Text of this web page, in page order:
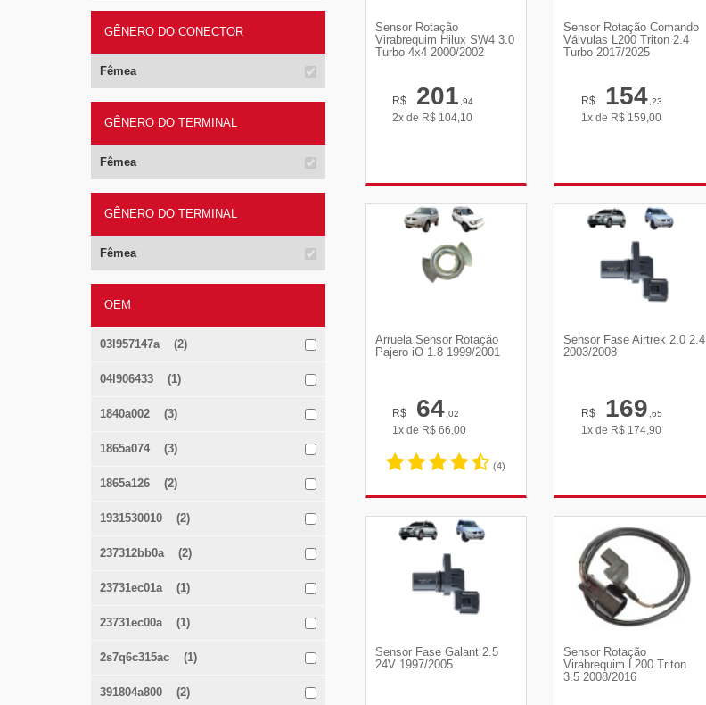
GÊNERO DO CONECTOR
Fêmea
GÊNERO DO TERMINAL
Fêmea
GÊNERO DO TERMINAL
Fêmea
OEM
03l957147a (2)
04l906433 (1)
1840a002 (3)
1865a074 (3)
1865a126 (2)
1931530010 (2)
237312bb0a (2)
23731ec01a (1)
23731ec00a (1)
2s7q6c315ac (1)
391804a800 (2)
Sensor Rotação
Virabrequim Hilux SW4 3.0
Turbo 4x4 2000/2002
R$ 201,94
2x de R$ 104,10
Sensor Rotação Comando
Válvulas L200 Triton 2.4
Turbo 2017/2025
R$ 154,23
1x de R$ 159,00
Arruela Sensor Rotação
Pajero iO 1.8 1999/2001
R$ 64,02
1x de R$ 66,00
(4)
Sensor Fase Airtrek 2.0 2.4
2003/2008
R$ 169,65
1x de R$ 174,90
Sensor Fase Galant 2.5
24V 1997/2005
Sensor Rotação
Virabrequim L200 Triton
3.5 2008/2016